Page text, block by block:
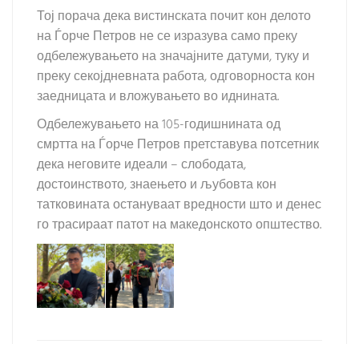
Тој порача дека вистинската почит кон делото
на Ѓорче Петров не се изразува само преку
одбележувањето на значајните датуми, туку и
преку секојдневната работа, одговорноста кон
заедницата и вложувањето во иднината.
Одбележувањето на 105-годишнината од
смртта на Ѓорче Петров претставува потсетник
дека неговите идеали – слободата,
достоинството, знаењето и љубовта кон
татковината остануваат вредности што и денес
го трасираат патот на македонското општество.